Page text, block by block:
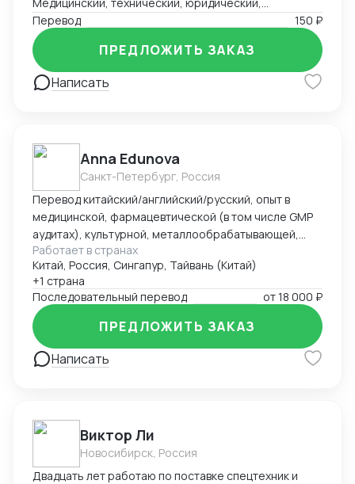
грузополучателя
маркетинговый перевод.
Перевод 150 ₽
Написать
ПРЕДЛОЖИТЬ ЗАКАЗ
Anna Edunova
Санкт-Петербург, Россия
Перевод китайский/английский/русский, опыт в
медицинской, фармацевтической (в том числе GMP
аудитах), культурной, металлообрабатывающей,
сельскохозяйственной, технологической тематиках
Работает в странах
Китай, Россия, Сингапур, Тайвань (Китай)
+1 страна
Последовательный перевод
от18 000 ₽
Написать
ПРЕДЛОЖИТЬ ЗАКАЗ
Виктор Ли
Новосибирск, Россия
Двадцать лет работаю по поставке спецтехник и